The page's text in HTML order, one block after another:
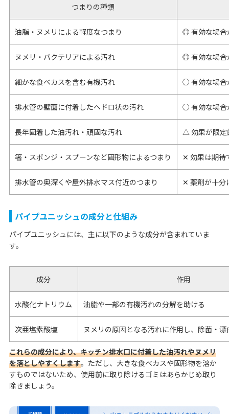
つまりの種類
油脂・ヌメリによる軽度なつまり ◎ 有効な場合
ヌメリ・バクテリアによる汚れ ◎ 有効な場合
細かな食べカスを含む有機汚れ ○ 有効な場合
排水管の壁面に付着したヘドロ状の汚れ ○ 有効な場合
長年固着した油汚れ・頑固な汚れ △ 効果が限定
箸・スポンジ・スプーンなど固形物によるつまり ✕ 効果は期待
排水管の奥深くや屋外排水マス付近のつまり ✕ 薬剤が十分
パイプユニッシュの成分と仕組み
パイプユニッシュには、主に以下のような成分が含まれていま
す。
成分 作用
水酸化ナトリウム 油脂や一部の有機汚れの分解を助ける
次亜塩素酸塩 ヌメリの原因となる汚れに作用し、除菌・
これらの成分により、キッチン排水口に付着した油汚れやヌメリ
を落としやすくします。ただし、大きな食べカスや固形物を溶か
すものではないため、使用前に取り除けるゴミはあらかじめ取り
除きましょう。